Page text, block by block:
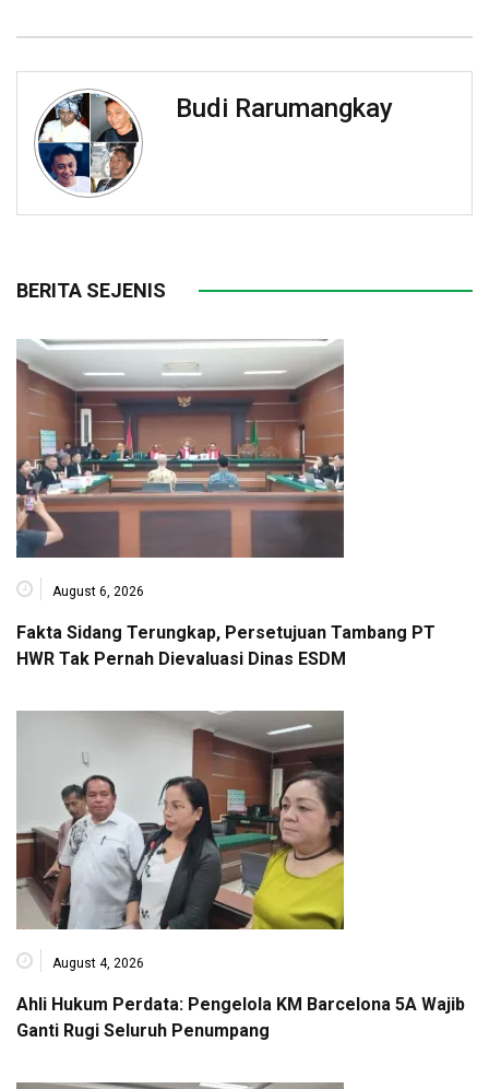
Budi Rarumangkay
BERITA SEJENIS
August 6, 2026
Fakta Sidang Terungkap, Persetujuan Tambang PT
HWR Tak Pernah Dievaluasi Dinas ESDM
August 4, 2026
Ahli Hukum Perdata: Pengelola KM Barcelona 5A Wajib
Ganti Rugi Seluruh Penumpang